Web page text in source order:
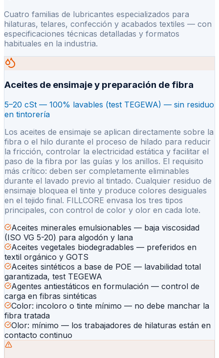
Cuatro familias de lubricantes especializados para
hilaturas, telares, confección y acabados textiles — con
especificaciones técnicas detalladas y formatos
habituales en la industria.
Aceites de ensimaje y preparación de fibra
5–20 cSt — 100% lavables (test TEGEWA) — sin residuo
en tintorería
Los aceites de ensimaje se aplican directamente sobre la
fibra o el hilo durante el proceso de hilado para reducir
la fricción, controlar la electricidad estática y facilitar el
paso de la fibra por las guías y los anillos. El requisito
más crítico: deben ser completamente eliminables
durante el lavado previo al tintado. Cualquier residuo de
ensimaje bloquea el tinte y produce colores desiguales
en el tejido final. FILLCORE envasa los tres tipos
principales, con control de color y olor en cada lote.
Aceites minerales emulsionables — baja viscosidad
(ISO VG 5-20) para algodón y lana
Aceites vegetales biodegradables — preferidos en
textil orgánico y GOTS
Aceites sintéticos a base de POE — lavabilidad total
garantizada, test TEGEWA
Agentes antiestáticos en formulación — control de
carga en fibras sintéticas
Color: incoloro o tinte mínimo — no debe manchar la
fibra tratada
Olor: mínimo — los trabajadores de hilaturas están en
contacto continuo